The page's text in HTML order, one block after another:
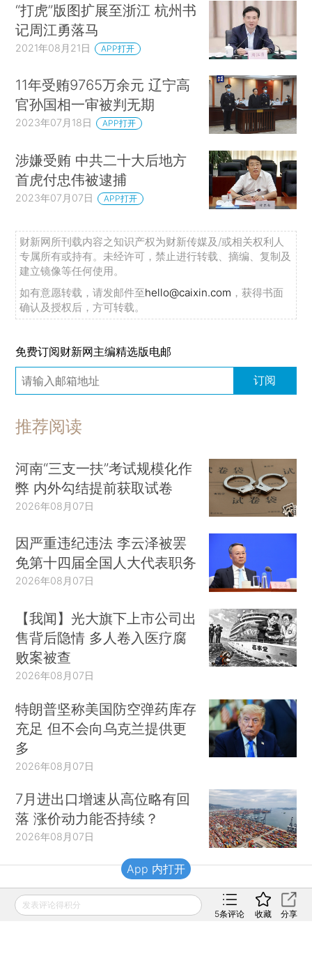
“打虎”版图扩展至浙江 杭州书
记周江勇落马
2021年08月21日 APP打开
11年受贿9765万余元 辽宁高
官孙国相一审被判无期
2023年07月18日 APP打开
涉嫌受贿 中共二十大后地方
首虎付忠伟被逮捕
2023年07月07日 APP打开
财新网所刊载内容之知识产权为财新传媒及/或相关权利人
专属所有或持有。未经许可，禁止进行转载、摘编、复制及
建立镜像等任何使用。
如有意愿转载，请发邮件至hello@caixin.com ，获得书面
确认及授权后，方可转载。
免费订阅财新网主编精选版电邮
订阅
推荐阅读
河南“三支一扶”考试规模化作
弊 内外勾结提前获取试卷
2026年08月07日
因严重违纪违法 李云泽被罢
免第十四届全国人大代表职务
2026年08月07日
【我闻】光大旗下上市公司出
售背后隐情 多人卷入医疗腐
败案被查
2026年08月07日
特朗普坚称美国防空弹药库存
充足 但不会向乌克兰提供更
多
2026年08月07日
7月进出口增速从高位略有回
落 涨价动力能否持续？
2026年08月07日
财新移动
发表评论得积分
5条评论 收藏 分享
App 内打开